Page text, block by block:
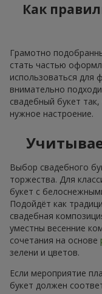
Как
Грамотно
стать частью
использоваться для
внимательно
свадебный букет
нужное настроение.
Выбор свадебного
торжества. Для
букет с
Подойдёт как
свадебная
уместны весенние
сочетания на основе
зелени и цветов.
Если мероприятие
букет должен